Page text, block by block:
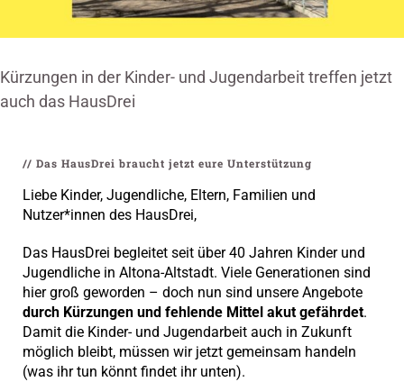
Kürzungen in der Kinder- und Jugendarbeit treffen jetzt
auch das HausDrei
// Das HausDrei braucht jetzt eure Unterstützung
Liebe Kinder, Jugendliche, Eltern, Familien und
Nutzer*innen des HausDrei,
Das HausDrei begleitet seit über 40 Jahren Kinder und
Jugendliche in Altona-Altstadt. Viele Generationen sind
hier groß geworden – doch nun sind unsere Angebote
durch Kürzungen und fehlende Mittel akut gefährdet.
Damit die Kinder- und Jugendarbeit auch in Zukunft
möglich bleibt, müssen wir jetzt gemeinsam handeln
(was ihr tun könnt findet ihr unten).